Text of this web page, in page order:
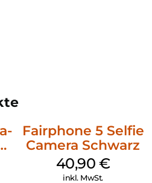
und durch Updates kommen
C6 mit einer
neuesten Standards geschützt.
Ihrerseits nötig –
Fairphone 5 Selfie
Camera Schwarz
40,90 €
inkl. MwSt.